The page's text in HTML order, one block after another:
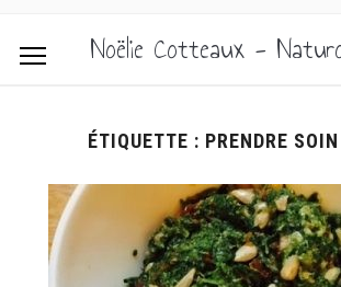
Noëlie Cotteaux -
ÉTIQUETTE : PRENDRE